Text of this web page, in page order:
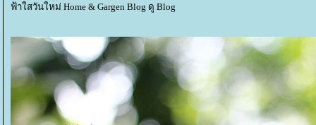
ฟ้าใสวันใหม่ Home & Gargen Blog ดู Blog